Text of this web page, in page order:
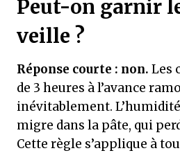
Peut-on garnir
veille ?
Réponse courte : non. Les
de 3 heures à l’avance
inévitablement.
migre dans la pâte, qui
Cette règle s’applique à